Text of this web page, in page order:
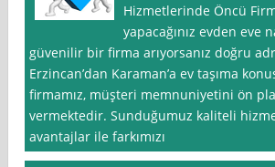
Hizmetlerinde Öncü
yapacağınız evden eve
güvenilir bir firma arıyorsanız doğru
Erzincan’dan Karaman’a ev taşıma
firmamız, müşteri memnuniyetini ön
vermektedir. Sunduğumuz kaliteli
avantajlar ile farkımızı